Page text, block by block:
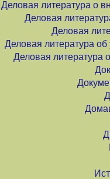
Деловая литература о
Деловая
Деловая
Деловая литература
Деловая литература